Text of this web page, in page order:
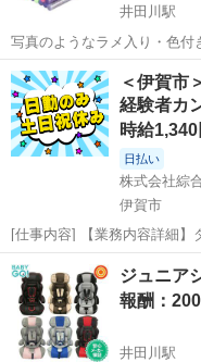
井田川駅
写真のようなラメ入り・色付
格安で譲って頂ける方いませ
三重 亀山市 井田川駅
＜伊賀市
経験者カ
時給1,340
日払い
株式会社綜
伊賀市
[仕事内容] 【業務内容詳細】
仕事です。 下記業務をお任
セットとオペレート・ダンボ
を替える【取扱製品情報】ダ
三重 伊賀市
ジュニア
報酬：200
井田川駅